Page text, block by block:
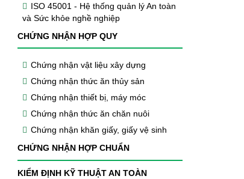
ISO 45001 - Hệ thống quản lý An toàn
và Sức khỏe nghề nghiệp
CHỨNG NHẬN HỢP QUY
Chứng nhận vật liệu xây dựng
Chứng nhận thức ăn thủy sản
Chứng nhận thiết bị, máy móc
Chứng nhận thức ăn chăn nuôi
Chứng nhận khăn giấy, giấy vệ sinh
CHỨNG NHẬN HỢP CHUẨN
KIỂM ĐỊNH KỸ THUẬT AN TOÀN